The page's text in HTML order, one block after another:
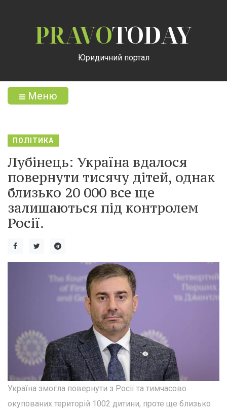
PRAVOTODAY
Юридичний портал
Меню
ПОЛІТИКА
Лубінець: Україна вдалося
повернути тисячу дітей, однак
близько 20 000 все ще
залишаються під контролем
Росії.
Україна змогла повернути з Росії та тимчасово
окупованих територій 1002 дитини, проте ще близько